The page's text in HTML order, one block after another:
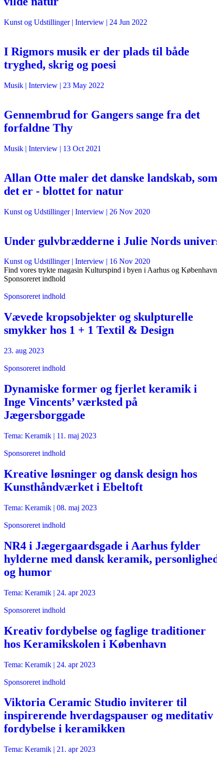
Kunst og Udstillinger| Interview | 24 Jun 2022
I Rigmors musik er der plads til både
tryghed, skrig og poesi
Musik | Interview | 23 May 2022
Gennembrud for Gangers sange fra det
forfaldne Thy
Musik | Interview | 13 Oct 2021
Allan Otte maler det danske landskab, som
det er - blottet for natur
Kunst og Udstillinger| Interview | 26 Nov 2020
Under gulvbrædderne i Julie Nords
Kunst og Udstillinger| Interview | 16 Nov 2020
Find vores trykte magasin Kulturspind i byen i Aarhus og København
Sponsoreret indhold
Sponsoreret indhold
Vævede kropsobjekter og skulpturelle
smykker hos 1 + 1 Textil & Design
23. aug 2023
Sponsoreret indhold
Dynamiske former og fjerlet keramik i
Inge Vincents’ værksted på
Jægersborggade
Tema: Keramik | 11. maj 2023
Sponsoreret indhold
Kreative løsninger og dansk design hos
Kunsthåndværket i Ebeltoft
Tema: Keramik | 08. maj 2023
Sponsoreret indhold
NR4 i Jægergaardsgade i Aarhus fylder
hylderne med dansk keramik,
og humor
Tema: Keramik | 24. apr 2023
Sponsoreret indhold
Kreativ fordybelse og faglige traditioner
hos Keramikskolen i København
Tema: Keramik | 24. apr 2023
Sponsoreret indhold
Viktoria Ceramic Studio inviterer til
inspirerende hverdagspauser og meditativ
fordybelse i keramikken
Tema: Keramik | 21. apr 2023